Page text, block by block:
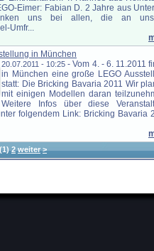
Eimer: Fabian D. 2 Jahre aus
uns bei allen, die an
Umfr...
in München
20.07.2011 - 10:25 -Vom 4. - 6. 11.2011
in München eine große LEGO
statt: Die Bricking Bavaria 2011 Wir
mit einigen Modellen daran
Weitere Infos über diese
folgendem Link: Bricking Bavaria
(1) 2 weiter >